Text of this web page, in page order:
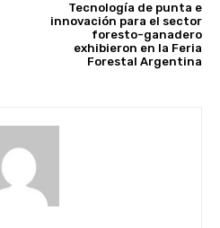
Tecnología de punta e
innovación para el sector
foresto-ganadero
exhibieron en la Feria
Forestal Argentina